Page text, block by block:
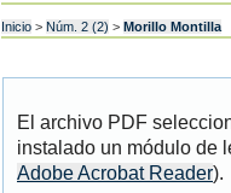
Inicio > Núm. 2 (2) > Morillo Montilla
El archivo PDF
instalado un módulo de
Adobe Acrobat Reader).